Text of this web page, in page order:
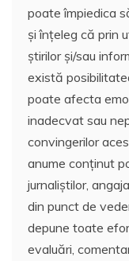
poate împiedica
și înțeleg că prin
știrilor și/sau
există
poate afecta
inadecvat sau
convingerilor
anume conținut
jurnaliștilor,
din punct de
depune toate
evaluări,